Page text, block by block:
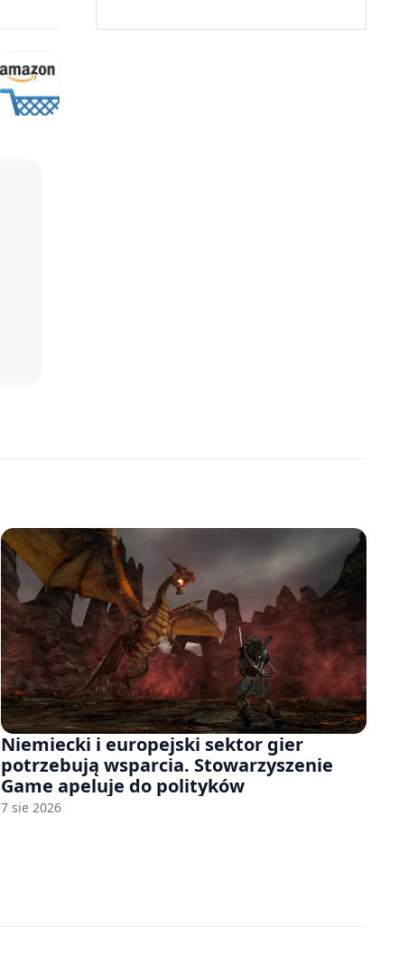
Niemiecki i europejski sektor gier
potrzebują wsparcia. Stowarzyszenie
Game apeluje do polityków
7 sie 2026